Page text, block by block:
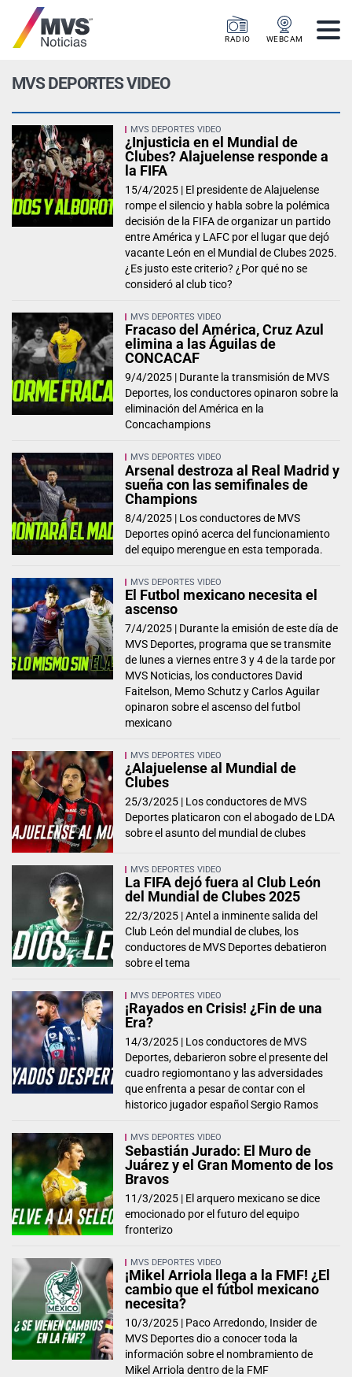
RADIO WEBCAM
MVS DEPORTES VIDEO
MVS DEPORTES VIDEO
¿Injusticia en el Mundial de
Clubes? Alajuelense responde a
la FIFA
15/4/2025 | El presidente de Alajuelense
rompe el silencio y habla sobre la polémica
decisión de la FIFA de organizar un partido
entre América y LAFC por el lugar que dejó
vacante León en el Mundial de Clubes 2025.
¿Es justo este criterio? ¿Por qué no se
consideró al club tico?
MVS DEPORTES VIDEO
Fracaso del América, Cruz Azul
elimina a las Águilas de
CONCACAF
9/4/2025 | Durante la transmisión de MVS
Deportes, los conductores opinaron sobre la
eliminación del América en la
Concachampions
MVS DEPORTES VIDEO
Arsenal destroza al Real Madrid y
sueña con las semifinales de
Champions
8/4/2025 | Los conductores de MVS
Deportes opinó acerca del funcionamiento
del equipo merengue en esta temporada.
MVS DEPORTES VIDEO
El Futbol mexicano necesita el
ascenso
7/4/2025 | Durante la emisión de este día de
MVS Deportes, programa que se transmite
de lunes a viernes entre 3 y 4 de la tarde por
MVS Noticias, los conductores David
Faitelson, Memo Schutz y Carlos Aguilar
opinaron sobre el ascenso del futbol
mexicano
MVS DEPORTES VIDEO
¿Alajuelense al Mundial de
Clubes
25/3/2025 | Los conductores de MVS
Deportes platicaron con el abogado de LDA
sobre el asunto del mundial de clubes
MVS DEPORTES VIDEO
La FIFA dejó fuera al Club León
del Mundial de Clubes 2025
22/3/2025 |Antel a inminente salida del
Club León del mundial de clubes, los
conductores de MVS Deportes debatieron
sobre el tema
MVS DEPORTES VIDEO
¡Rayados en Crisis! ¿Fin de una
Era?
14/3/2025 | Los conductores de MVS
Deportes, debarieron sobre el presente del
cuadro regiomontano y las adversidades
que enfrenta a pesar de contar con el
historico jugador español Sergio Ramos
MVS DEPORTES VIDEO
Sebastián Jurado: El Muro de
Juárez y el Gran Momento de los
Bravos
11/3/2025 | El arquero mexicano se dice
emocionado por el futuro del equipo
fronterizo
MVS DEPORTES VIDEO
¡Mikel Arriola llega a la FMF! ¿El
cambio que el fútbol mexicano
necesita?
10/3/2025 | Paco Arredondo, Insider de
MVS Deportes dio a conocer toda la
información sobre el nombramiento de
Mikel Arriola dentro de la FMF